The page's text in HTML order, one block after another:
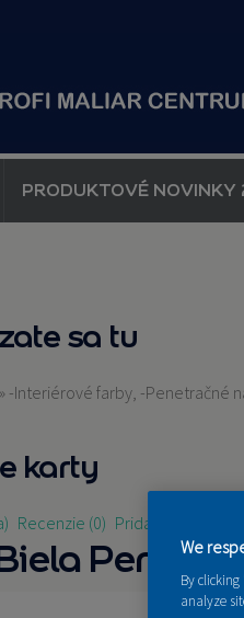
PRODUKTOVÉ
sa tu
» -Interiérové farby, -Penetračné
karty
Recenzie (0) Pridať recenziu
We
By
analyze